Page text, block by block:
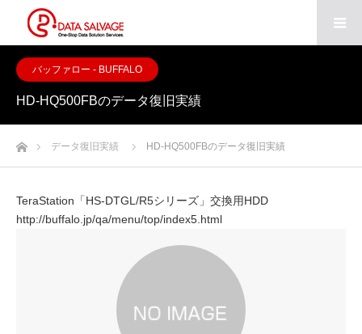
バッファロー - BUFFALO
HD-HQ500FBのデータ復旧実績
ホームデータ復旧実績 HD-HQ500FBのデータ復旧実績
TeraStation「HS-DTGL/R5シリーズ」交換用HDD
http://buffalo.jp/qa/menu/top/index5.html